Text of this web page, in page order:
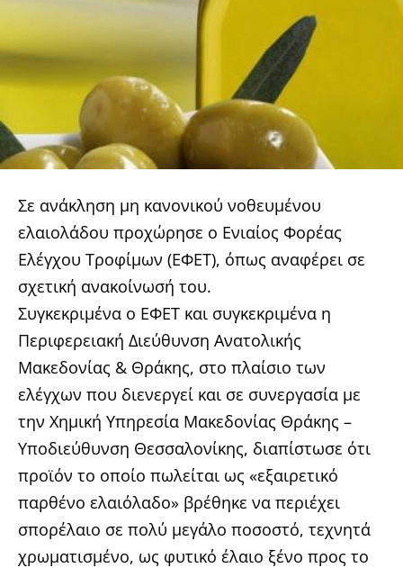
Σε ανάκληση μη κανονικού νοθευμένου
ελαιολάδου προχώρησε ο Ενιαίος Φορέας
Ελέγχου Τροφίμων (ΕΦΕΤ), όπως αναφέρει σε
σχετική ανακοίνωσή του.
Συγκεκριμένα ο ΕΦΕΤ και συγκεκριμένα η
Περιφερειακή Διεύθυνση Ανατολικής
Μακεδονίας & Θράκης, στο πλαίσιο των
ελέγχων που διενεργεί και σε συνεργασία με
την Χημική Υπηρεσία Μακεδονίας Θράκης –
Υποδιεύθυνση Θεσσαλονίκης, διαπίστωσε ότι
προϊόν το οποίο πωλείται ως «εξαιρετικό
παρθένο ελαιόλαδο» βρέθηκε να περιέχει
σπορέλαιο σε πολύ μεγάλο ποσοστό, τεχνητά
χρωματισμένο, ως φυτικό έλαιο ξένο προς το